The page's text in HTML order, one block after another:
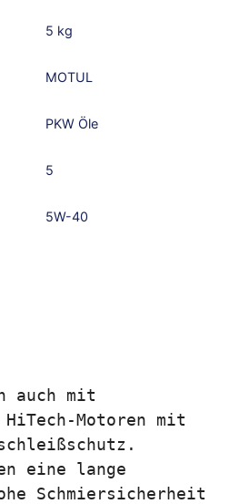
5 kg
MOTUL
PKW Öle
5
5W-40
auch mit
Motoren mit
eine lange
Schmiersicherheit